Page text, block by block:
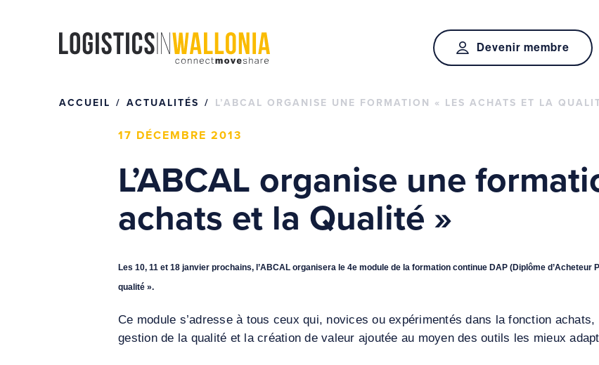
Devenir membre
ACCUEIL ACTUALITÉS L’ABCAL ORGANISE UNE FORMATION « LES ACHATS ET LA
17 DÉCEMBRE 2013
L’ABCAL organise une
achats et la Qualité »
Les 10, 11 et 18 janvier prochains, l’ABCAL organisera le 4e module de la formation continue DAP (Diplôme
qualité ».
Ce module s’adresse à tous ceux qui, novices ou expérimentés dans la fonction
gestion de la qualité et la création de valeur ajoutée au moyen des outils les mieux